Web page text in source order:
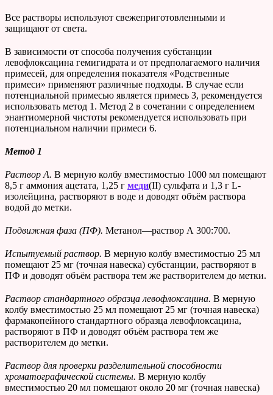
Все растворы используют свежеприготовленными и
защищают от света.
В зависимости от способа получения субстанции
левофлоксацина гемигидрата и от предполагаемого наличия
примесей, для определения показателя «Родственные
примеси» применяют различные подходы. В случае если
потенциальной примесью является примесь 3, рекомендуется
использовать метод 1. Метод 2 в сочетании с определением
энантиомерной чистоты рекомендуется использовать при
потенциальном наличии примеси 6.
Метод 1
Раствор А. В мерную колбу вместимостью 1000 мл помещают
8,5 г аммония ацетата, 1,25 г меди(II) сульфата и 1,3 г L-
изолейцина, растворяют в воде и доводят объём раствора
водой до метки.
Подвижная фаза (ПФ). Метанол—раствор А 300:700.
Испытуемый раствор. В мерную колбу вместимостью 25 мл
помещают 25 мг (точная навеска) субстанции, растворяют в
ПФ и доводят объём раствора тем же растворителем до метки.
Раствор стандартного образца левофлоксацина. В мерную
колбу вместимостью 25 мл помещают 25 мг (точная навеска)
фармакопейного стандартного образца левофлоксацина,
растворяют в ПФ и доводят объём раствора тем же
растворителем до метки.
Раствор для проверки разделительной способности
хроматографической системы. В мерную колбу
вместимостью 20 мл помещают около 20 мг (точная навеска)